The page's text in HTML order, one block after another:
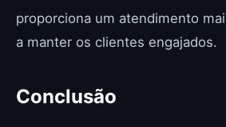
proporciona um atendimento
a manter os clientes engajados.
Conclusão